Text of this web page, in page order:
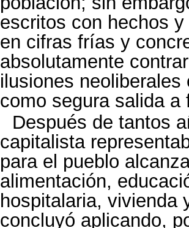
escritos con hechos
en cifras frías y
absolutamente
ilusiones
como segura salida a
Después de tantos
capitalista
para el pueblo
alimentación,
hospitalaria, vivienda
concluyó aplicando,